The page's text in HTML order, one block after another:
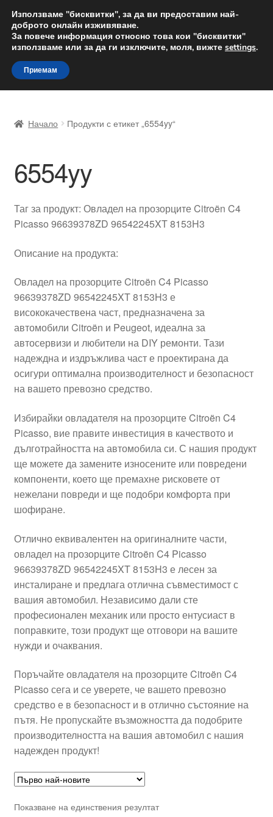
ДОСТАВКА от 12 лв.
Доставка по целия свят
Skip
to
navigation
Skip
to
content
Доставка по целия свят
Жалби
Количка
Моята сметка
Плащанията
Политика за поверителност
Правила и условия
Процедура за рекламации
Разгледайте
Начало Продукти с етикет „6554yy“
6554yy
Таг за продукт: Овладел на прозорците Citroën C4
Picasso 96639378ZD 96542245XT 8153H3
Описание на продукта:
Овладел на прозорците Citroën C4 Picasso
96639378ZD 96542245XT 8153H3 е
висококачествена част, предназначена за
автомобили Citroën и Peugeot, идеална за
автосервизи и любители на DIY ремонти. Тази
надеждна и издръжлива част е проектирана да
осигури оптимална производителност и безопасност
на вашето превозно средство.
Избирайки овладателя на прозорците Citroën C4
Picasso, вие правите инвестиция в качеството и
дълготрайността на автомобила си. С нашия продукт
ще можете да замените износените или повредени
компоненти, което ще премахне рисковете от
нежелани повреди и ще подобри комфорта при
шофиране.
Отлично еквивалентен на оригиналните части,
овладел на прозорците Citroën C4 Picasso
96639378ZD 96542245XT 8153H3 е лесен за
инсталиране и предлага отлична съвместимост с
вашия автомобил. Независимо дали сте
професионален механик или просто ентусиаст в
поправките, този продукт ще отговори на вашите
нужди и очаквания.
Поръчайте овладателя на прозорците Citroën C4
Picasso сега и се уверете, че вашето превозно
средство е в безопасност и в отлично състояние на
пътя. Не пропускайте възможността да подобрите
производителността на вашия автомобил с нашия
надежден продукт!
Показване на единствения резултат
Използваме "бисквитки", за да ви предоставим най-
доброто онлайн изживяване.
За повече информация относно това кои "бисквитки"
използваме или за да ги изключите, моля, вижте settings.
Приемам